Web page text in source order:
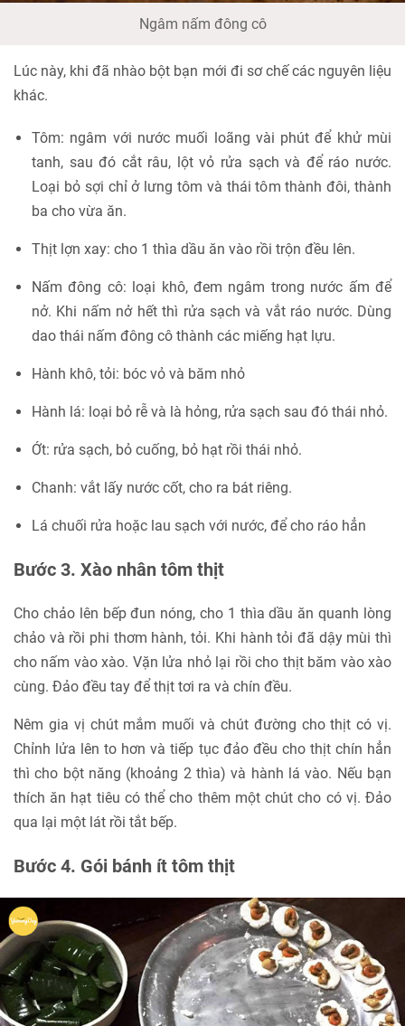
Ngâm nấm đông cô
Lúc này, khi đã nhào bột bạn mới đi sơ chế các nguyên liệu
khác.
Tôm: ngâm với nước muối loãng vài phút để khử mùi
tanh, sau đó cắt râu, lột vỏ rửa sạch và để ráo nước.
Loại bỏ sợi chỉ ở lưng tôm và thái tôm thành đôi, thành
ba cho vừa ăn.
Thịt lợn xay: cho 1 thìa dầu ăn vào rồi trộn đều lên.
Nấm đông cô: loại khô, đem ngâm trong nước ấm để
nở. Khi nấm nở hết thì rửa sạch và vắt ráo nước. Dùng
dao thái nấm đông cô thành các miếng hạt lựu.
Hành khô, tỏi: bóc vỏ và băm nhỏ
Hành lá: loại bỏ rễ và là hỏng, rửa sạch sau đó thái nhỏ.
Ớt: rửa sạch, bỏ cuống, bỏ hạt rồi thái nhỏ.
Chanh: vắt lấy nước cốt, cho ra bát riêng.
Lá chuối rửa hoặc lau sạch với nước, để cho ráo hẳn
Bước 3. Xào nhân tôm thịt
Cho chảo lên bếp đun nóng, cho 1 thìa dầu ăn quanh lòng
chảo và rồi phi thơm hành, tỏi. Khi hành tỏi đã dậy mùi thì
cho nấm vào xào. Vặn lửa nhỏ lại rồi cho thịt băm vào xào
cùng. Đảo đều tay để thịt tơi ra và chín đều.
Nêm gia vị chút mắm muối và chút đường cho thịt có vị.
Chỉnh lửa lên to hơn và tiếp tục đảo đều cho thịt chín hẳn
thì cho bột năng (khoảng 2 thìa) và hành lá vào. Nếu bạn
thích ăn hạt tiêu có thể cho thêm một chút cho có vị. Đảo
qua lại một lát rồi tắt bếp.
Bước 4. Gói bánh ít tôm thịt